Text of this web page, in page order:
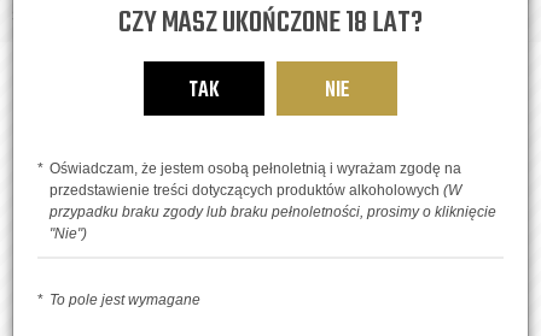
CZY MASZ UKOŃCZONE 18 LAT?
TAK NIE
Oświadczam, że jestem osobą pełnoletnią i wyrażam zgodę na
przedstawienie treści dotyczących produktów alkoholowych (W
przypadku braku zgody lub braku pełnoletności, prosimy o kliknięcie
"Nie")
To pole jest wymagane